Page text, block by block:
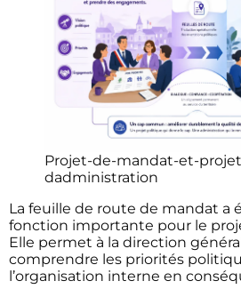
Projet-de-mandat-et-
dadministration
La feuille de route de mandat a
fonction importante pour le
Elle permet à la direction
comprendre les priorités
l’organisation interne en